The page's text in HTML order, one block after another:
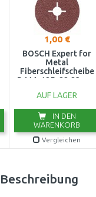
1,00 €
BOSCH Expert for
Metal
Fiberschleifscheibe
R444, 125x22,23mm,
AUF LAGER
IN DEN
WARENKORB
Vergleichen
Beschreibung